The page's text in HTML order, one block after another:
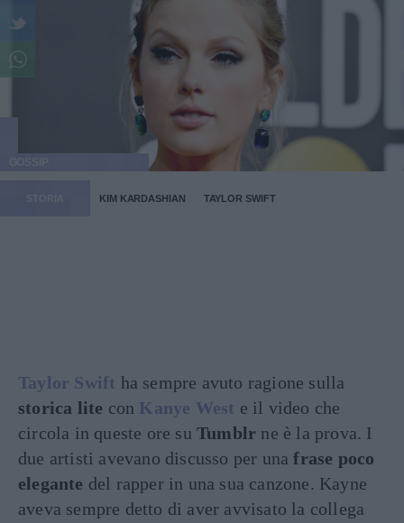
KIM KARDASHIAN TAYLOR SWIFT
Taylor Swift ha sempre avuto ragione sulla
storica lite con Kanye West e il video che
circola in queste ore su Tumblr ne è la prova. I
due artisti avevano discusso per unafrase poco
elegante del rapper in una sua canzone. Kayne
aveva sempre detto di aver avvisato la collega